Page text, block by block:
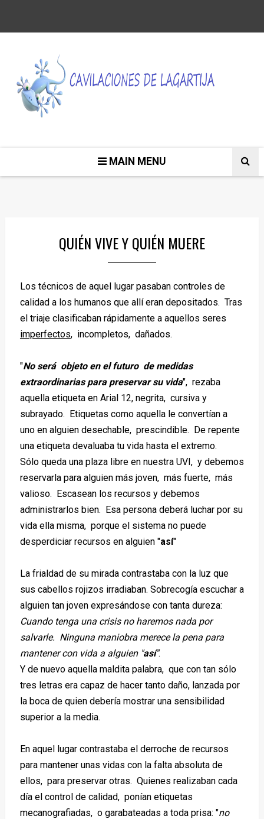
MAIN MENU
QUIÉN VIVE Y QUIÉN MUERE
Los técnicos de aquel lugar pasaban controles de
calidad a los humanos que allí eran depositados. Tras
el triaje clasificaban rápidamente a aquellos seres
imperfectos, incompletos, dañados.
"No será objeto en el futuro de medidas
extraordinarias para preservar su vida", rezaba
aquella etiqueta en Arial 12, negrita, cursiva y
subrayado. Etiquetas como aquella le convertían a
uno en alguien desechable, prescindible. De repente
una etiqueta devaluaba tu vida hasta el extremo.
Sólo queda una plaza libre en nuestra UVI, y debemos
reservarla para alguien más joven, más fuerte, más
valioso. Escasean los recursos y debemos
administrarlos bien. Esa persona deberá luchar por su
vida ella misma, porque el sistema no puede
desperdiciar recursos en alguien "así"
La frialdad de su mirada contrastaba con la luz que
sus cabellos rojizos irradiaban. Sobrecogía escuchar a
alguien tan joven expresándose con tanta dureza:
Cuando tenga una crisis no haremos nada por
salvarle. Ninguna maniobra merece la pena para
mantener con vida a alguien "así".
Y de nuevo aquella maldita palabra, que con tan sólo
tres letras era capaz de hacer tanto daño, lanzada por
la boca de quien debería mostrar una sensibilidad
superior a la media.
En aquel lugar contrastaba el derroche de recursos
para mantener unas vidas con la falta absoluta de
ellos, para preservar otras. Quienes realizaban cada
día el control de calidad, ponían etiquetas
mecanografiadas, o garabateadas a toda prisa: "no